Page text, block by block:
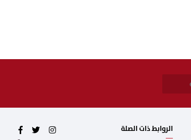
i
*
الروابط ذات الصلة